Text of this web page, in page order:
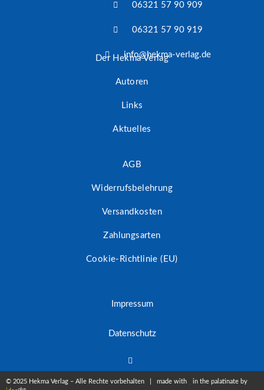
06321 57 90 909
06321 57 90 919
info@hekma-verlag.de
Der Hekma Verlag
Autoren
Links
Aktuelles
AGB
Widerrufsbelehrung
Versandkosten
Zahlungsarten
Cookie-Richtlinie (EU)
Impressum
Datenschutz
© 2025 Hekma Verlag – Alle Rechte vorbehalten | made with
in the palatinate by